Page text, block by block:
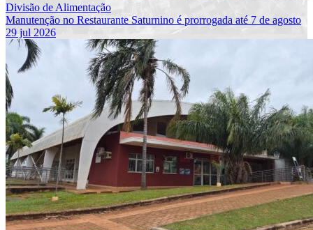
Divisão de Alimentação
Manutenção no Restaurante Saturnino é prorrogada até 7 de agosto
29 jul 2026